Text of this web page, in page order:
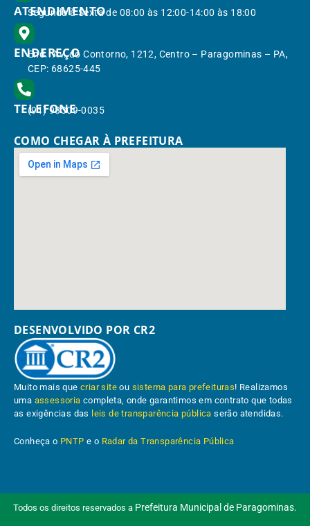
ATENDIMENTO
Segunda à Sexta de 08:00 às 12:00-14:00 às 18:00
ENDEREÇO
End.: Av. do Contorno, 1212, Centro – Paragominas – PA,
CEP: 68625-445
TELEFONE
(91) 98309-0035
COMO CHEGAR À PREFEITURA
DESENVOLVIDO POR CR2
Muito mais quecriar site ou sistema para prefeituras! Realizamos
uma assessoria completa, onde garantimos em contrato que todas
as exigências das leis de transparência pública serão atendidas.
Conheça o PNTP e o Radar da Transparência Pública
Todos os direitos reservados a Prefeitura Municipal de Paragominas.